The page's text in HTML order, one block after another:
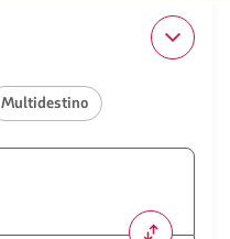
Multidestino